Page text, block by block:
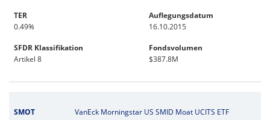
TER
0.49%
Auflegungsdatum
16.10.2015
SFDR Klassifikation
Artikel 8
Fondsvolumen
$387.8M
SMOT VanEck Morningstar US SMID Moat UCITS ETF